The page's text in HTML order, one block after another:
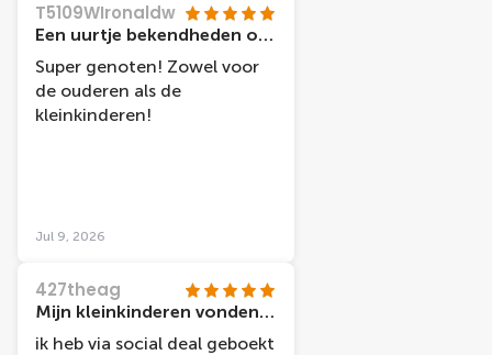
Toppers. Verdienen eigenlijk
5+++ sterren
T5109WIronaldw
Een uurtje bekendheden ontmoeten!
Super genoten! Zowel voor
de ouderen als de
kleinkinderen!
Jul 9, 2026
427theag
Mijn kleinkinderen vonden het geweldig!
ik heb via social deal geboekt